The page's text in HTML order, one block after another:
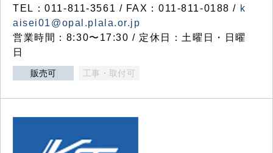
TEL：011-811-3561 / FAX：011-811-0188 / k
aisei01@opal.plala.or.jp
営業時間：8:30〜17:30 / 定休日：土曜日・日曜
日
販売可 工事・取付可